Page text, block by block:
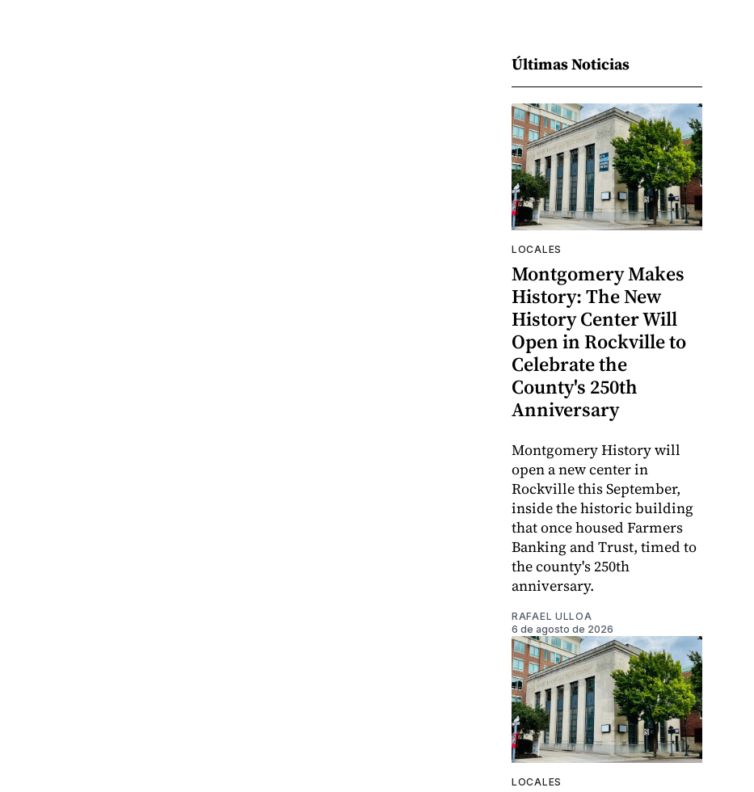
Últimas Noticias
LOCALES
Montgomery Makes
History: The New
History Center Will
Open in Rockville to
Celebrate the
County's 250th
Anniversary
Montgomery History will
open a new center in
Rockville this September,
inside the historic building
that once housed Farmers
Banking and Trust, timed to
the county's 250th
anniversary.
RAFAEL ULLOA
6 de agosto de 2026
LOCALES